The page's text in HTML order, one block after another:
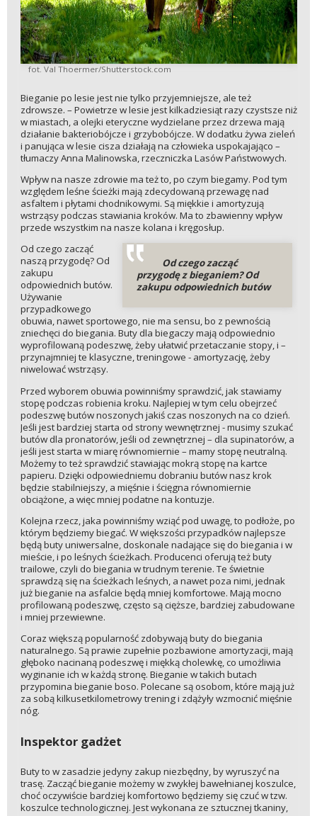
fot. Val Thoermer/Shutterstock.com
Bieganie po lesie jest nie tylko przyjemniejsze, ale też
zdrowsze. – Powietrze w lesie jest kilkadziesiąt razy czystsze niż
w miastach, a olejki eteryczne wydzielane przez drzewa mają
działanie bakteriobójcze i grzybobójcze. W dodatku żywa zieleń
i panująca w lesie cisza działają na człowieka uspokajająco –
tłumaczy Anna Malinowska, rzeczniczka Lasów Państwowych.
Wpływ na nasze zdrowie ma też to, po czym biegamy. Pod tym
względem leśne ścieżki mają zdecydowaną przewagę nad
asfaltem i płytami chodnikowymi. Są miękkie i amortyzują
wstrząsy podczas stawiania kroków. Ma to zbawienny wpływ
przede wszystkim na nasze kolana i kręgosłup.
Od czego zacząć
przygodę z bieganiem? Od
zakupu odpowiednich butów
Od czego zacząć
naszą przygodę? Od
zakupu
odpowiednich butów.
Używanie
przypadkowego
obuwia, nawet sportowego, nie ma sensu, bo z pewnością
zniechęci do biegania. Buty dla biegaczy mają odpowiednio
wyprofilowaną podeszwę, żeby ułatwić przetaczanie stopy, i –
przynajmniej te klasyczne, treningowe - amortyzację, żeby
niwelować wstrząsy.
Przed wyborem obuwia powinniśmy sprawdzić, jak stawiamy
stopę podczas robienia kroku. Najlepiej w tym celu obejrzeć
podeszwę butów noszonych jakiś czas noszonych na co dzień.
Jeśli jest bardziej starta od strony wewnętrznej - musimy szukać
butów dla pronatorów, jeśli od zewnętrznej – dla supinatorów, a
jeśli jest starta w miarę równomiernie – mamy stopę neutralną.
Możemy to też sprawdzić stawiając mokrą stopę na kartce
papieru. Dzięki odpowiedniemu dobraniu butów nasz krok
będzie stabilniejszy, a mięśnie i ścięgna równomiernie
obciążone, a więc mniej podatne na kontuzje.
Kolejna rzecz, jaka powinniśmy wziąć pod uwagę, to podłoże, po
którym będziemy biegać. W większości przypadków najlepsze
będą buty uniwersalne, doskonale nadające się do biegania i w
mieście, i po leśnych ścieżkach. Producenci oferują też buty
trailowe, czyli do biegania w trudnym terenie. Te świetnie
sprawdzą się na ścieżkach leśnych, a nawet poza nimi, jednak
już bieganie na asfalcie będą mniej komfortowe. Mają mocno
profilowaną podeszwę, często są cięższe, bardziej zabudowane
i mniej przewiewne.
Coraz większą popularność zdobywają buty do biegania
naturalnego. Są prawie zupełnie pozbawione amortyzacji, mają
głęboko nacinaną podeszwę i miękką cholewkę, co umożliwia
wyginanie ich w każdą stronę. Bieganie w takich butach
przypomina bieganie boso. Polecane są osobom, które mają już
za sobą kilkusetkilometrowy trening i zdążyły wzmocnić mięśnie
nóg.
Inspektor gadżet
Buty to w zasadzie jedyny zakup niezbędny, by wyruszyć na
trasę. Zacząć bieganie możemy w zwykłej bawełnianej koszulce,
choć oczywiście bardziej komfortowo będziemy się czuć w tzw.
koszulce technologicznej. Jest wykonana ze sztucznej tkaniny,